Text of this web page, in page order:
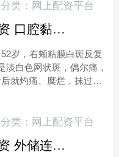
分类： 网上配资平台
寻钱网配资 口腔黏膜专家刘海云：8年了，嘴里那块扁平苔藓反反复复！到底是哪里出了问题？
岁，右颊粘膜白斑反复
淡白色网状斑，偶尔痛，
就灼痛、糜烂，抹过医
能缓解，但停药又复
得更干燥....
分类： 网上配资平台
寻钱网配资 外储连续四个月超3.3万亿美元 央行购金节奏整体放缓